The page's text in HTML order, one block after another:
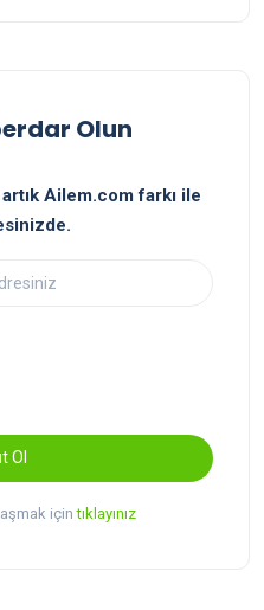
Olun
Ailem.com farkı ile
Ol
içintıklayınız